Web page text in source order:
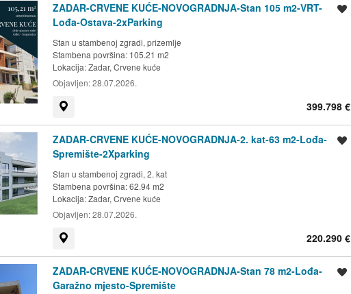
ZADAR-CRVENE KUĆE-NOVOGRADNJA-Stan 105 m2-VRT-
Lođa-Ostava-2xParking
Stan u stambenoj zgradi, prizemlje
Stambena površina: 105.21 m2
Lokacija:Zadar, Crvene kuće
Objavljen:28.07.2026.
399.798 €
ZADAR-CRVENE KUĆE-NOVOGRADNJA-2. kat-63 m2-Lođa-
Spremište-2Xparking
Stan u stambenoj zgradi, 2. kat
Stambena površina: 62.94 m2
Lokacija:Zadar, Crvene kuće
Objavljen:28.07.2026.
220.290 €
ZADAR-CRVENE KUĆE-NOVOGRADNJA-Stan 78 m2-Lođa-
Garažno mjesto-Spremište